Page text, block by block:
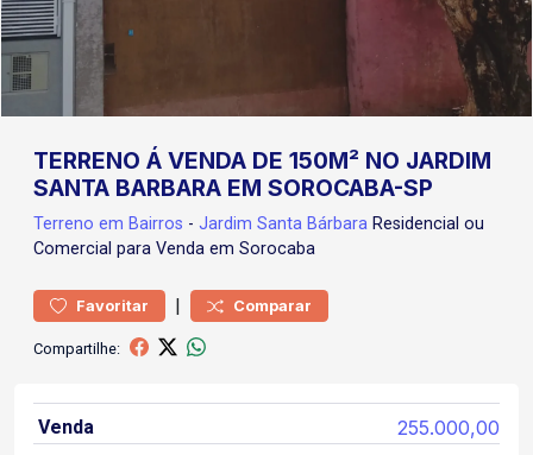
TERRENO Á VENDA DE 150M² NO JARDIM
SANTA BARBARA EM SOROCABA-SP
Terreno em Bairros - Jardim Santa Bárbara Residencial ou
Comercial para Venda em Sorocaba
Favoritar | Comparar
Compartilhe:
Venda 255.000,00